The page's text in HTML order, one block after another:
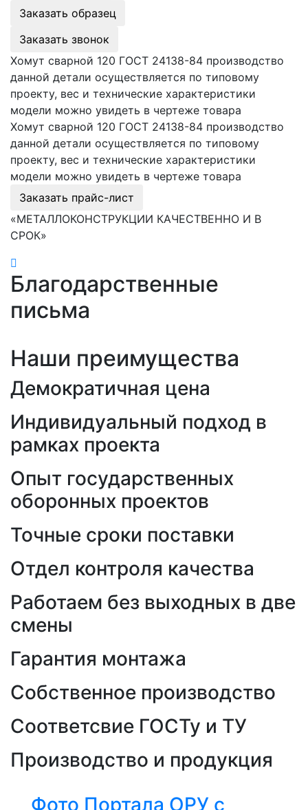
Заказать образец
Заказать звонок
Хомут сварной 120 ГОСТ 24138-84 производство
данной детали осуществляется по типовому
проекту, вес и технические характеристики
модели можно увидеть в чертеже товара
Хомут сварной 120 ГОСТ 24138-84 производство
данной детали осуществляется по типовому
проекту, вес и технические характеристики
модели можно увидеть в чертеже товара
Заказать прайс-лист
«МЕТАЛЛОКОНСТРУКЦИИ КАЧЕСТВЕННО И В
СРОК»
Благодарственные
письма
Наши преимущества
Демократичная цена
Индивидуальный подход в
рамках проекта
Опыт государственных
оборонных проектов
Точные сроки поставки
Отдел контроля качества
Работаем без выходных в две
смены
Гарантия монтажа
Собственное производство
Соответсвие ГОСТу и ТУ
Производство и продукция
Фото Портала ОРУ с